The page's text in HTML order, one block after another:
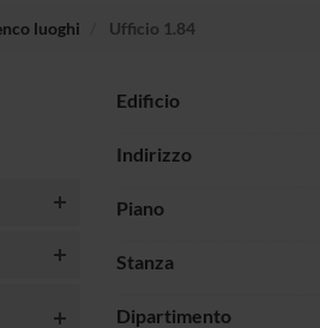
luoghi Ufficio 1.84
Edificio
Indirizzo
Piano
Stanza
Dipartimento